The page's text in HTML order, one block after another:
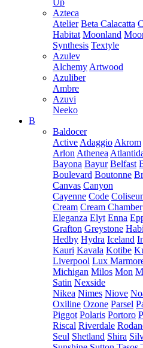
Up
Azteca
Atelier Beta Calacatta
Habitat Moonland
Synthesis Textyle
Azulev
Alchemy Artwood
Azuliber
Ambre
Azuvi
Neeko
B
Baldocer
Active Adaggio Akrom
Arlon Athenea
Bayona Bayur Belfast
Boulevard Boutonne
Canvas Canyon
Cayenne Code
Cream Cream Chamber
Eleganza Elyt Enna
Grafton Greystone
Hedby Hydra Iceland
Kauri Kavala Kotibe
Liverpool Lux
Michigan Milos Mon
Satin Nexside
Nikea Nimes Niove
Oxiline Ozone Parsel
Piggot Polaris Portoro
Riscal Riverdale
Seul Shetland Shira